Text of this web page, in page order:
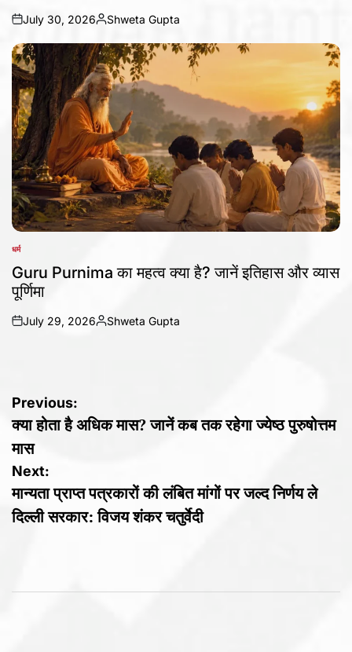
on
July 30, 2026
Posted
by
Shweta Gupta
POSTED
IN
धर्म
Guru Purnima का महत्व क्या है? जानें इतिहास और व्यास
पूर्णिमा
on
July 29, 2026
Posted
Shweta Gupta
Post
navigation
Previous:
क्या होता है अधिक मास? जानें कब तक रहेगा ज्येष्ठ पुरुषोत्तम
मास
Next:
मान्यता प्राप्त पत्रकारों की लंबित मांगों पर जल्द निर्णय ले
दिल्ली सरकार: विजय शंकर चतुर्वेदी